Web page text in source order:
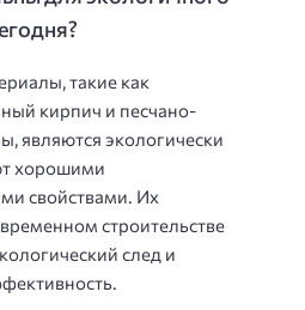
такие как
кирпич и песчано-
являются экологически
хорошими
свойствами. Их
строительстве
след и